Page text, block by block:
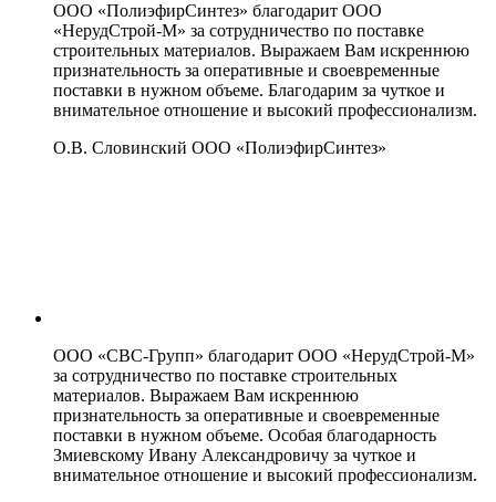
ООО «ПолиэфирСинтез» благодарит ООО
«НерудСтрой-М» за сотрудничество по поставке
строительных материалов. Выражаем Вам искреннюю
признательность за оперативные и своевременные
поставки в нужном объеме. Благодарим за чуткое и
внимательное отношение и высокий профессионализм.
О.В. Словинский ООО «ПолиэфирСинтез»
ООО «СВС-Групп» благодарит ООО «НерудСтрой-М»
за сотрудничество по поставке строительных
материалов. Выражаем Вам искреннюю
признательность за оперативные и своевременные
поставки в нужном объеме. Особая благодарность
Змиевскому Ивану Александровичу за чуткое и
внимательное отношение и высокий профессионализм.